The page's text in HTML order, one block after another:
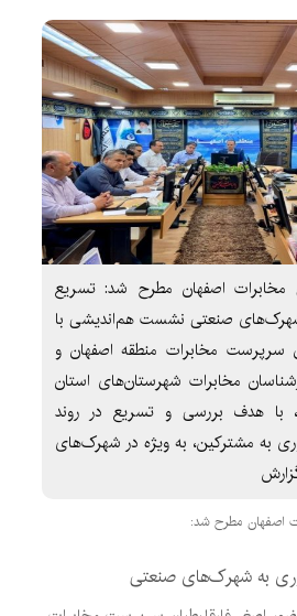
اصفهان مطرح شد: تسریع
شهرک‌های صنعتی نشست هم‌اندیشی با
سرپرست مخابرات منطقه اصفهان و
مخابرات شهرستان‌های استان
با هدف بررسی و تسریع در روند
به مشترکین، به ویژه در شهرک‌های
اصفهان مطرح شد:
به شهرک‌های صنعتی